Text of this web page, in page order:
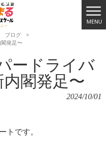
MENU
ブログ
>
発足〜
ードライバ
閣発足〜
2024/10/01
トです。